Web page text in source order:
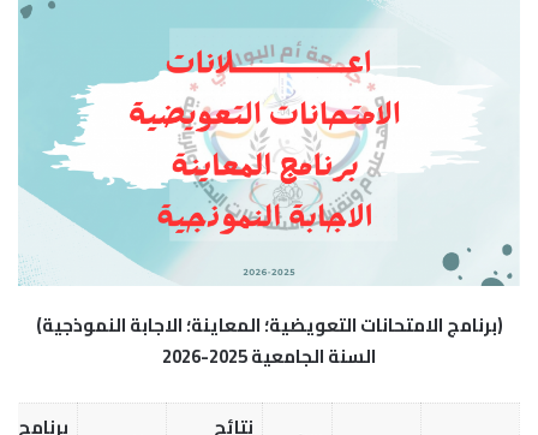
(برنامج الامتحانات التعويضية؛ المعاينة؛ الاجابة النموذجية)
السنة الجامعية 2025-2026
نتائج
برنامج